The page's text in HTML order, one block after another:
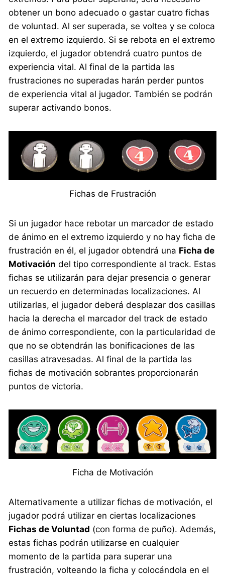
obtener un bono adecuado o gastar cuatro fichas
de voluntad. Al ser superada, se voltea y se coloca
en el extremo izquierdo. Si se rebota en el extremo
izquierdo, el jugador obtendrá cuatro puntos de
experiencia vital. Al final de la partida las
frustraciones no superadas harán perder puntos
de experiencia vital al jugador. También se podrán
superar activando bonos.
Fichas de Frustración
Si un jugador hace rebotar un marcador de estado
de ánimo en el extremo izquierdo y no hay ficha de
frustración en él, el jugador obtendrá una Ficha de
Motivación del tipo correspondiente al track. Estas
fichas se utilizarán para dejar presencia o generar
un recuerdo en determinadas localizaciones. Al
utilizarlas, el jugador deberá desplazar dos casillas
hacia la derecha el marcador del track de estado
de ánimo correspondiente, con la particularidad de
que no se obtendrán las bonificaciones de las
casillas atravesadas. Al final de la partida las
fichas de motivación sobrantes proporcionarán
puntos de victoria.
Ficha de Motivación
Alternativamente a utilizar fichas de motivación, el
jugador podrá utilizar en ciertas localizaciones
Fichas de Voluntad (con forma de puño). Además,
estas fichas podrán utilizarse en cualquier
momento de la partida para superar una
frustración, volteando la ficha y colocándola en el